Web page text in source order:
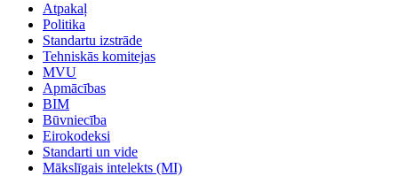
Atpakaļ
Politika
Standartu izstrāde
Tehniskās komitejas
MVU
Apmācības
BIM
Būvniecība
Eirokodeksi
Standarti un vide
Mākslīgais intelekts (MI)